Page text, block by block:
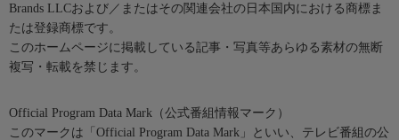
Brands LLCおよび／またはその関連会社の日本国内における商標ま
たは登録商標です。
このホームページに掲載している記事・写真等あらゆる素材の無断
複写・転載を禁じます。
Official Program Data Mark（公式番組情報マーク）
このマークは「Official Program Data Mark」といい、テレビ番組の公